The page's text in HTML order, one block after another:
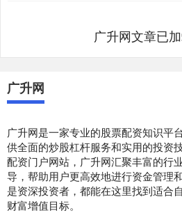
广升网文章已
广升网
广升网是一家专业的股票配资知识平
供全面的炒股杠杆服务和实用的投资
配资门户网站，广升网汇聚丰富的行
导，帮助用户更高效地进行资金管理
是资深投资者，都能在这里找到适合
财富增值目标。